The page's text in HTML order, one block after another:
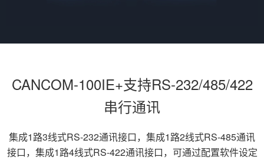
CANCOM-100IE+支持RS-232/485/422
串行通讯
集成1路3线式RS-232通讯接口，集成1路2线式RS-485通讯
接口，集成1路4线式RS-422通讯接口，可通过配置软件设定